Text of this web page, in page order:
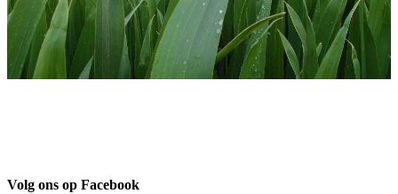
Volg ons op Facebook